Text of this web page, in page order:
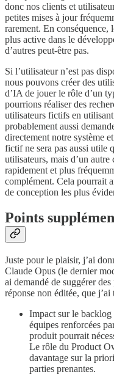
donc nos clients et
petites mises à jour
rarement. En conséquence,
plus active dans le
d’autres peut-être pas.
Si l’utilisateur n’est pas
nous pouvons créer des
d’IA de jouer le rôle d’un
pourrions réaliser des
utilisateurs fictifs en
probablement aussi
directement notre système
fictif ne sera pas aussi utile
utilisateurs, mais d’un
rapidement et plus
complément. Cela pourrait
de conception les plus
Points
Juste pour le plaisir, j’ai
Claude Opus (le dernier
ai demandé de suggérer
réponse non éditée, que
Impact sur le
équipes renforcées
produit pourrait
Le rôle du Product
davantage sur la
parties prenantes.